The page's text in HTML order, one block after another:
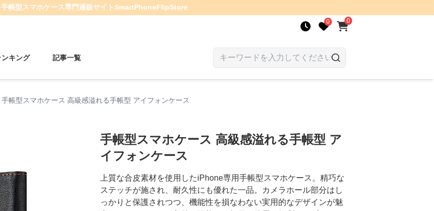
手帳型スマホケース専門通販サイトSmartPhoneFlipStore
0 0
ンキング 記事一覧
手帳型スマホケース 高級感溢れる手帳型 アイフォンケース
手帳型スマホケース 高級感溢れる手帳型 ア
イフォンケース
上質な合皮素材を使用したiPhone専用手帳型スマホケース。精巧な
ステッチが施され、耐久性にも優れた一品。カメラホール部分はし
っかりと保護されつつ、機能性を損なわない実用的なデザインが魅